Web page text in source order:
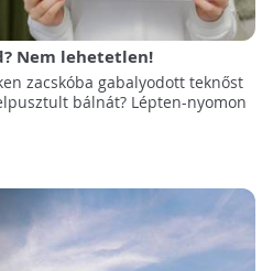
Nem lehetetlen!
zacskóba gabalyodott teknőst
bálnát? Lépten-nyomon